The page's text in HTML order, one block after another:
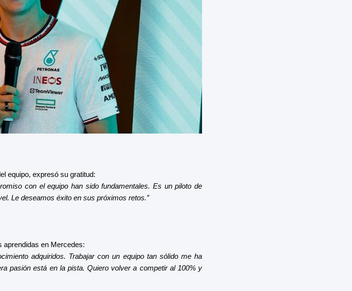
equipo, expresó su gratitud:
con el equipo han sido fundamentales. Es un piloto de
Le deseamos éxito en sus próximos retos.”
aprendidas en Mercedes:
adquiridos. Trabajar con un equipo tan sólido me ha
pasión está en la pista. Quiero volver a competir al 100% y